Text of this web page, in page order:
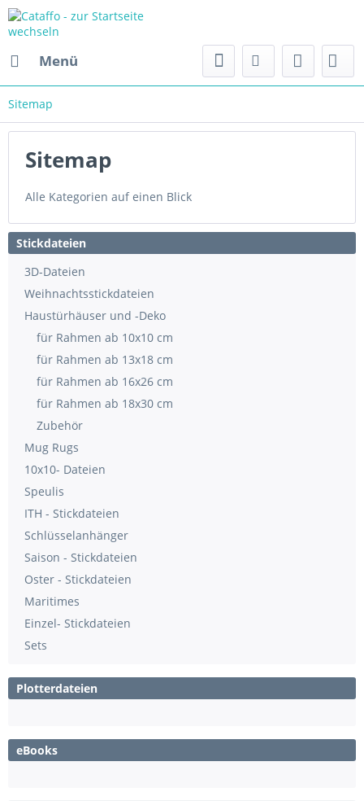
Menü
Sitemap
Sitemap
Alle Kategorien auf einen Blick
Stickdateien
3D-Dateien
Weihnachtsstickdateien
Haustürhäuser und -Deko
für Rahmen ab 10x10 cm
für Rahmen ab 13x18 cm
für Rahmen ab 16x26 cm
für Rahmen ab 18x30 cm
Zubehör
Mug Rugs
10x10- Dateien
Speulis
ITH - Stickdateien
Schlüsselanhänger
Saison - Stickdateien
Oster - Stickdateien
Maritimes
Einzel- Stickdateien
Sets
Plotterdateien
eBooks